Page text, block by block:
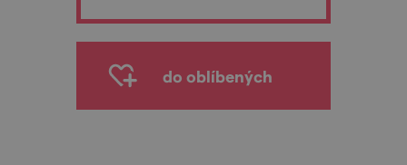
do oblíbených